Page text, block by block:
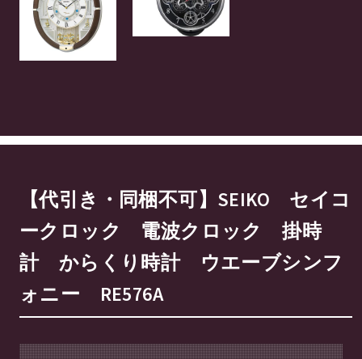
【代引き・同梱不可】SEIKO セイコ
ークロック 電波クロック 掛時
計 からくり時計 ウエーブシンフ
ォニー RE576A